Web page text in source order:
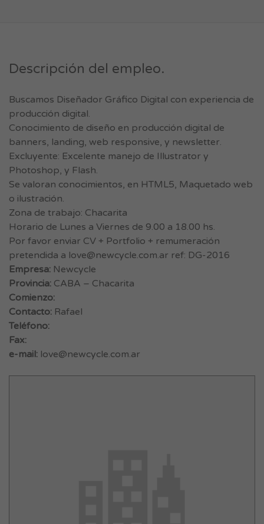
Descripción del empleo.
Buscamos Diseñador Gráfico Digital con experiencia de
producción digital.
Conocimiento de diseño en producción digital de
banners, landing, web responsive, y newsletter.
Excluyente: Excelente manejo de Illustrator y
Photoshop, y Flash.
Se valoran conocimientos, en HTML5, Maquetado web
o ilustración.
Zona de trabajo: Chacarita
Horario de Lunes a Viernes de 9.00 a 18.00 hs.
Por favor enviar CV + Portfolio + remumeración
pretendida a love@newcycle.com.ar ref: DG-2016
Empresa: Newcycle
Provincia: CABA – Chacarita
Comienzo:
Contacto: Rafael
Teléfono:
Fax:
e-mail: love@newcycle.com.ar